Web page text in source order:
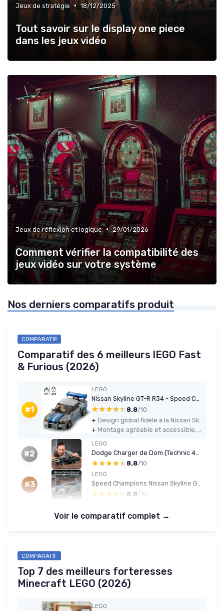
Jeux de stratégie • 18/12/2025
Tout savoir sur le display one piece
dans les jeux vidéo
Jeux de réflexion et logique • 29/01/2026
Comment vérifier la compatibilité des
jeux vidéo sur votre système
Nos derniers comparatifs produit
COMPARATIF
Comparatif des 6 meilleurs lEGO Fast
& Furious (2026)
#1
LEGO
Nissan Skyline GT-R R34 - Speed Champions 76917
★★★★★
★★★★★ 8.8/10
+
Design global fidèle à la Nissan Skyline R34 et au film 2 Fast 2 Furious
+
Montage agréable et accessible, environ 45 minutes sans prise de tête
#2
LEGO
★★★★★
★★★★★ 8.8/10
#3
LEGO
★★★★★
★★★★★ 8.8 /10
Voir le comparatif complet →
COMPARATIF
Top 7 des meilleurs forteresses
Minecraft LEGO (2026)
LEGO